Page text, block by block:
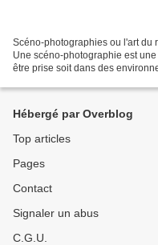
Scéno-photographies ou l'art du
Une scéno-photographie est
être prise soit dans des
Hébergé par Overblog
Top articles
Pages
Contact
Signaler un abus
C.G.U.